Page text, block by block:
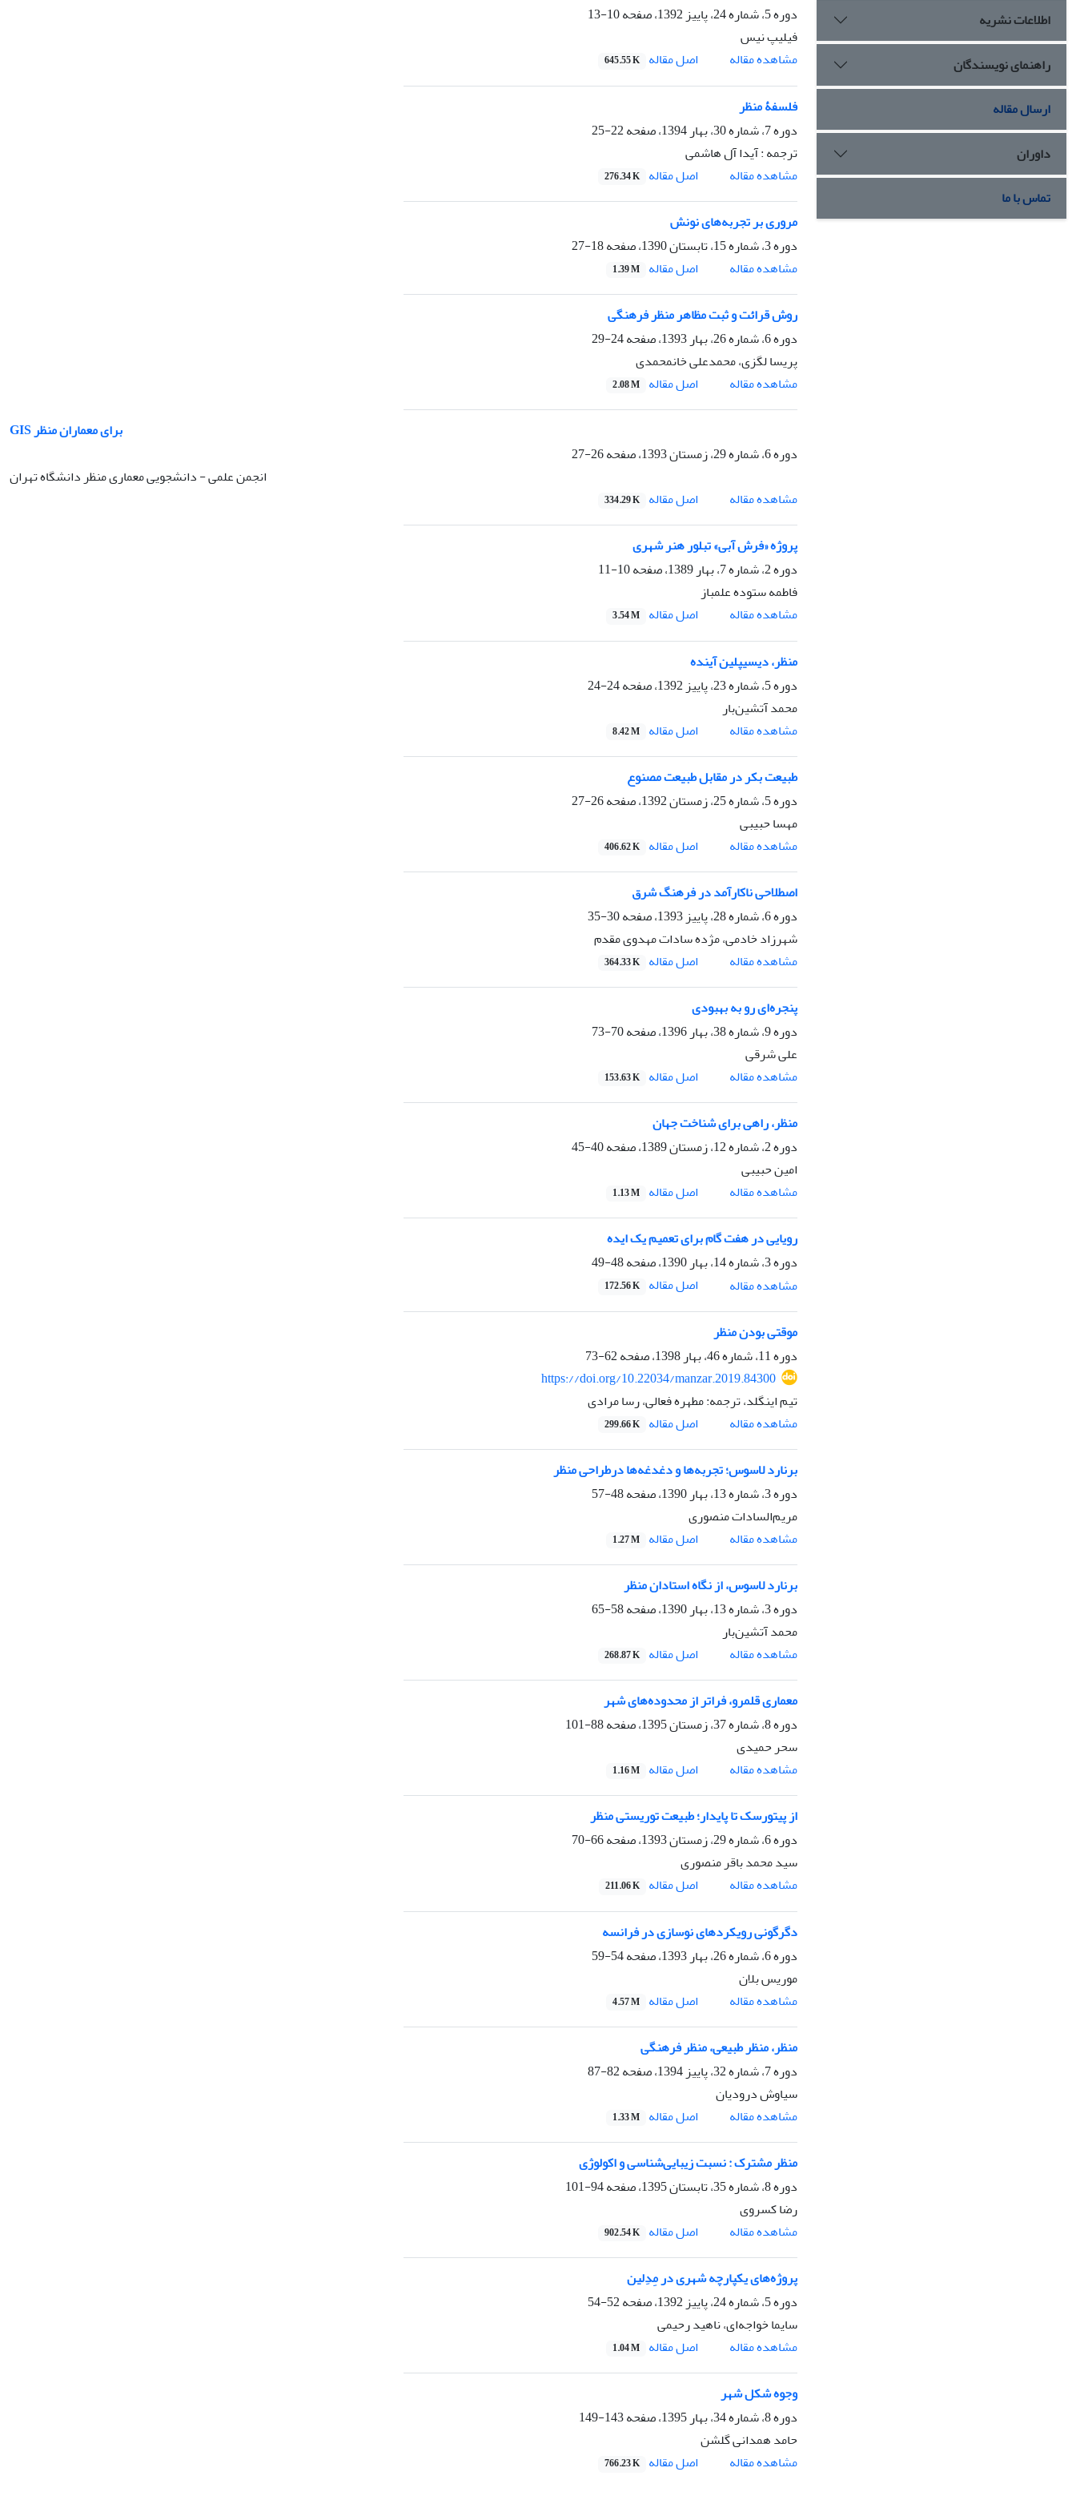
دوره 5، شماره 24، پاییز 1392، صفحه
10-13
فیلیپ نیس
مشاهده مقاله
اصل مقاله 645.55 K
فلسفۀ منظر
دوره 7، شماره 30، بهار 1394، صفحه
22-25
ترجمه : آیدا آل هاشمی
مشاهده مقاله
اصل مقاله 276.34 K
مروری بر تجربه‌های نونش
دوره 3، شماره 15، تابستان 1390، صفحه
18-27
مشاهده مقاله
اصل مقاله 1.39 M
روش قرائت و ثبت مظاهر منظر فرهنگی
دوره 6، شماره 26، بهار 1393، صفحه
24-29
پریسا لگزی، محمدعلی خانمحمدی
مشاهده مقاله
اصل مقاله 2.08 M
GIS برای معماران منظر
دوره 6، شماره 29، زمستان 1393، صفحه
26-27
انجمن علمی - دانشجویی معماری منظر دانشگاه تهران
مشاهده مقاله
اصل مقاله 334.29 K
پروژه «فرش آبی» تبلور هنر شهری
دوره 2، شماره 7، بهار 1389، صفحه
10-11
فاطمه ستوده علمباز
مشاهده مقاله
اصل مقاله 3.54 M
منظر، دیسیپلین آینده
دوره 5، شماره 23، پاییز 1392، صفحه
24-24
محمد آتشین‌بار
مشاهده مقاله
اصل مقاله 8.42 M
طبیعت بکر در مقابل طبیعت مصنوع
دوره 5، شماره 25، زمستان 1392، صفحه
26-27
مهسا حبیبی
مشاهده مقاله
اصل مقاله 406.62 K
اصطلاحی ناکارآمد در فرهنگ شرق
دوره 6، شماره 28، پاییز 1393، صفحه
30-35
شهرزاد خادمی، مژده سادات مهدوی مقدم
مشاهده مقاله
اصل مقاله 364.33 K
پنجره‌ای رو به بهبودی
دوره 9، شماره 38، بهار 1396، صفحه
70-73
علی شرقی
مشاهده مقاله
اصل مقاله 153.63 K
منظر، راهی برای شناخت جهان
دوره 2، شماره 12، زمستان 1389، صفحه
40-45
امین حبیبى
مشاهده مقاله
اصل مقاله 1.13 M
رویایی در هفت گام برای تعمیم یک ایده
دوره 3، شماره 14، بهار 1390، صفحه
48-49
مشاهده مقاله
اصل مقاله 172.56 K
موقتی بودن منظر
دوره 11، شماره 46، بهار 1398، صفحه
62-73
https://doi.org/10.22034/manzar.2019.84300
تیم اینگلد، ترجمه: مطهره فعالی، رسا مرادی
مشاهده مقاله
اصل مقاله 299.66 K
برنارد لاسوس؛ تجربه‌ها و دغدغه‌ها درطراحى منظر
دوره 3، شماره 13، بهار 1390، صفحه
48-57
مریم‌السادات منصوری
مشاهده مقاله
اصل مقاله 1.27 M
برنارد لاسوس، از نگاه استادان منظر
دوره 3، شماره 13، بهار 1390، صفحه
58-65
محمد آتشین‌بار
مشاهده مقاله
اصل مقاله 268.87 K
معماری قلمرو، فراتر از محدوده‌های شهر
دوره 8، شماره 37، زمستان 1395، صفحه
88-101
سحر حمیدی
مشاهده مقاله
اصل مقاله 1.16 M
از پیتورسک تا پایدار؛ طبیعت توریستی منظر
دوره 6، شماره 29، زمستان 1393، صفحه
66-70
سید محمد باقر منصوری
مشاهده مقاله
اصل مقاله 211.06 K
دگرگونی رویکردهای نوسازی در فرانسه
دوره 6، شماره 26، بهار 1393، صفحه
54-59
موریس بلان
مشاهده مقاله
اصل مقاله 4.57 M
منظر، منظر طبیعی، منظر فرهنگی
دوره 7، شماره 32، پاییز 1394، صفحه
82-87
سیاوش درودیان
مشاهده مقاله
اصل مقاله 1.33 M
منظر مشترک : نسبت زیبایی‌شناسی و اکولوژی
دوره 8، شماره 35، تابستان 1395، صفحه
94-101
رضا کسروی
مشاهده مقاله
اصل مقاله 902.54 K
پروژه‌های یکپارچه شهری در مِدِلین
دوره 5، شماره 24، پاییز 1392، صفحه
52-54
سایما خواجه‌ای، ناهید رحیمی
مشاهده مقاله
اصل مقاله 1.04 M
وجوه شکل شهر
دوره 8، شماره 34، بهار 1395، صفحه
143-149
حامد همدانی گلشن
مشاهده مقاله
اصل مقاله 766.23 K
اطلاعات نشریه
راهنمای نویسندگان
ارسال مقاله
داوران
تماس با ما